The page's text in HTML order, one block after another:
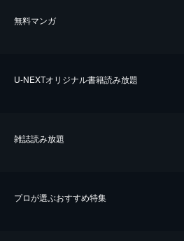
無料マンガ
U-NEXTオリジナル書籍読み放題
雑誌読み放題
プロが選ぶおすすめ特集